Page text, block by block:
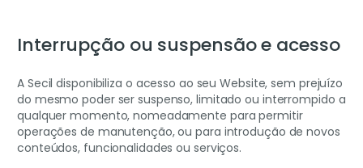
Interrupção ou suspensão e acesso
A Secil disponibiliza o acesso ao seu Website, sem prejuízo
do mesmo poder ser suspenso, limitado ou interrompido a
qualquer momento, nomeadamente para permitir
operações de manutenção, ou para introdução de novos
conteúdos, funcionalidades ou serviços.